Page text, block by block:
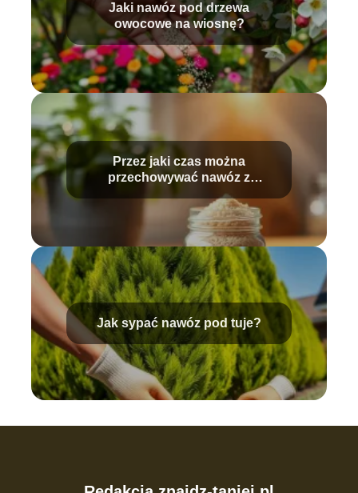
Jaki nawóz pod drzewa
owocowe na wiosnę?
Przez jaki czas można
przechowywać nawóz z
Jak sypać nawóz pod tuje?